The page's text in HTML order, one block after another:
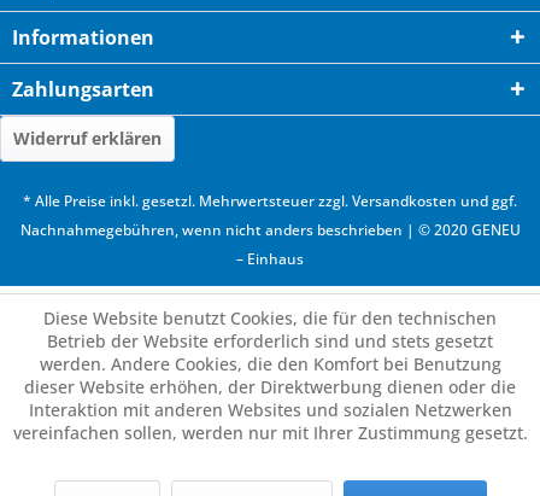
Informationen
Zahlungsarten
Widerruf erklären
* Alle Preise inkl. gesetzl. Mehrwertsteuer zzgl.Versandkosten und ggf.
Nachnahmegebühren, wenn nicht anders beschrieben | © 2020 GENEU
– Einhaus
Diese Website benutzt Cookies, die für den technischen
Betrieb der Website erforderlich sind und stets gesetzt
werden. Andere Cookies, die den Komfort bei Benutzung
dieser Website erhöhen, der Direktwerbung dienen oder die
Interaktion mit anderen Websites und sozialen Netzwerken
vereinfachen sollen, werden nur mit Ihrer Zustimmung gesetzt.